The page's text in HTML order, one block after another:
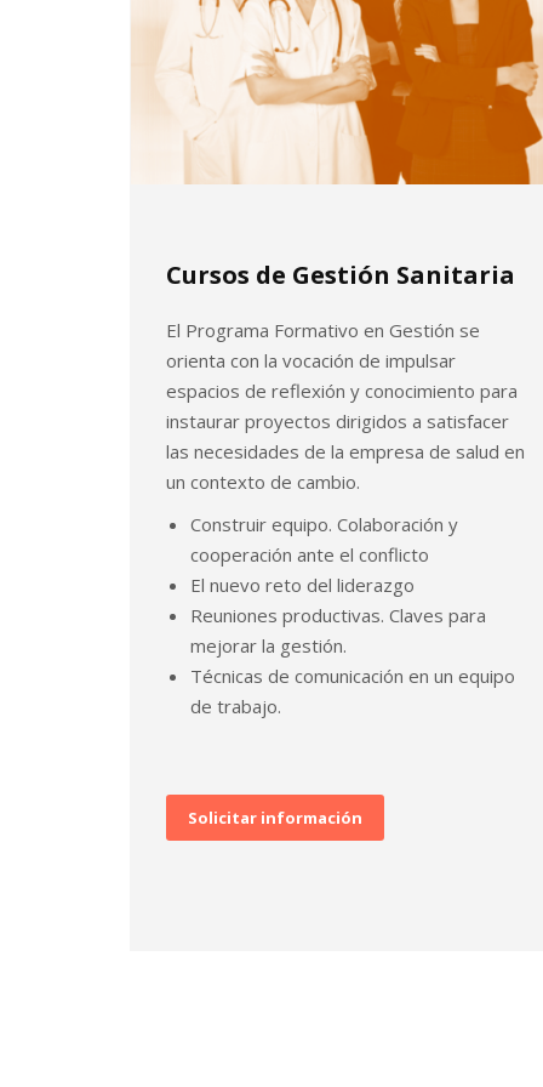
Cursos de Gestión Sanitaria
El Programa Formativo en Gestión se
orienta con la vocación de impulsar
espacios de reflexión y conocimiento para
instaurar proyectos dirigidos a satisfacer
las necesidades de la empresa de salud en
un contexto de cambio.
Construir equipo. Colaboración y
cooperación ante el conflicto
El nuevo reto del liderazgo
Reuniones productivas. Claves para
mejorar la gestión.
Técnicas de comunicación en un equipo
de trabajo.
Solicitar información